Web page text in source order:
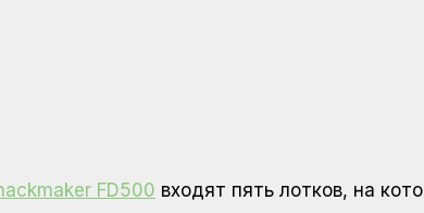
FD500 входят пять лотков, на